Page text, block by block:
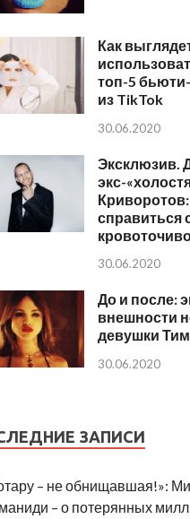
Как
топ-5
из TikTok
30.06.2020
Эксклюзив.
экс-
Криворотов:
справиться
30.06.2020
До и после:
внешности
девушки
30.06.2020
ЗАПИСИ
– не обнищавшая!»:
– о потерянных